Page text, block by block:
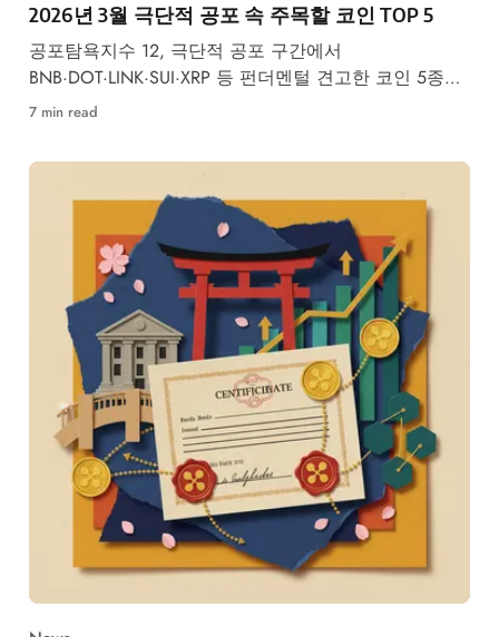
2026년 3월 극단적 공포 속 주목할 코인 TOP 5
공포탐욕지수 12, 극단적 공포 구간에서
BNB·DOT·LINK·SUI·XRP 등 펀더멘털 견고한 코인 5종을
데이터 기반으로 분석합니다.
7 min read